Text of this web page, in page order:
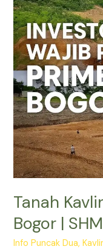
Tanah
Bogor |
Info Puncak Dua,
Bogor
|
SHM
Jalur
Puncak
2